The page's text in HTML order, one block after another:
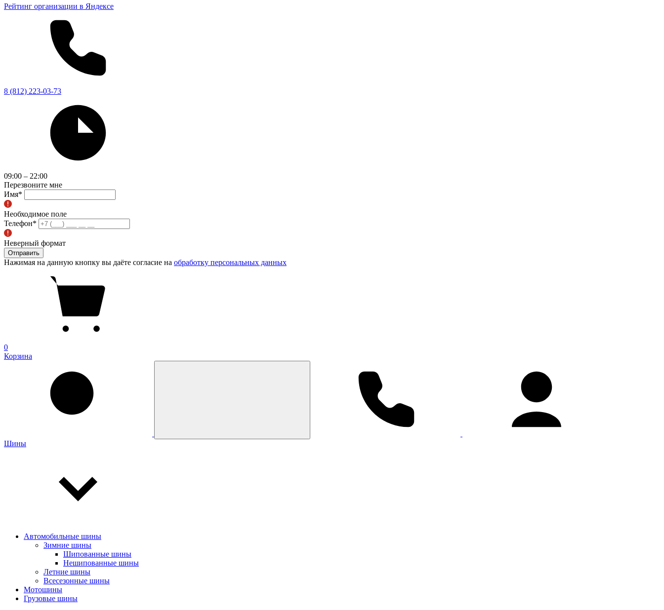
Рейтинг организации в Яндексе
8 (812) 223-03-73
09:00 – 22:00
Перезвоните мне
Имя*
Необходимое поле
Телефон*
Неверный формат
Отправить
Нажимая на данную кнопку вы даёте согласие на обработку персональных данных
0
Корзина
Шины
Автомобильные шины
Зимние шины
Шипованные шины
Нешипованные шины
Летние шины
Всесезонные шины
Мотошины
Грузовые шины